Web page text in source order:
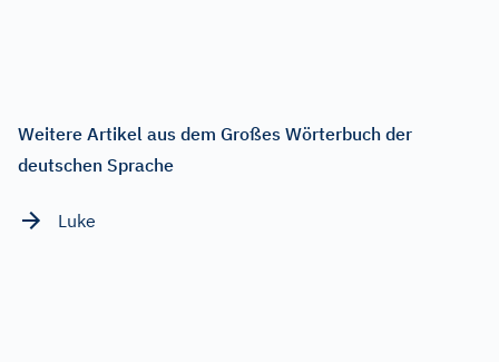
Weitere Artikel aus dem Großes Wörterbuch der
deutschen Sprache
Luke